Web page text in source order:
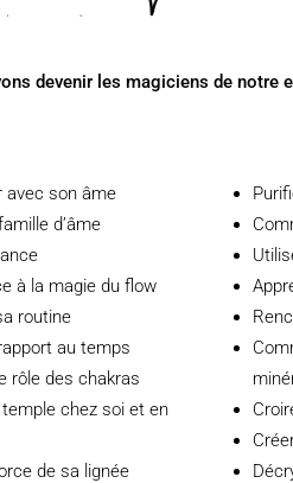
devenir les magiciens de
avec son âme
d’âme
à la magie du flow
routine
au temps
rôle des chakras
chez soi et en
de sa lignée